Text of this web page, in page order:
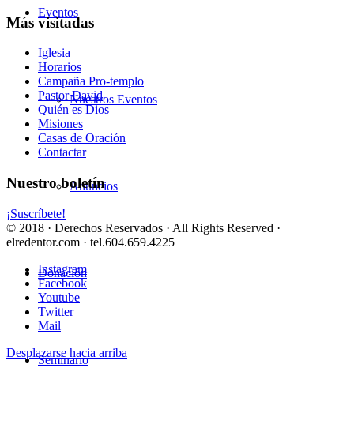
Eventos
Nuestros Eventos
Anuncios
Donación
Seminario
Más visitadas
Iglesia
Horarios
Campaña Pro-templo
Pastor David
Quién es Dios
Misiones
Casas de Oración
Contactar
Nuestro boletín
¡Suscríbete!
© 2018 · Derechos Reservados · All Rights Reserved ·
elredentor.com · tel.604.659.4225
Instagram
Facebook
Youtube
Twitter
Mail
Desplazarse hacia arriba